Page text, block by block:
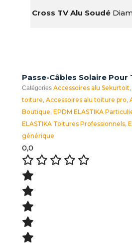
Cross TV Alu Soudé
Passe-Câbles Solaire Pour
Catégories Accessoires alu Sekurtoit
toiture ,Accessoires alu toiture pro ,
Boutique ,EPDM ELASTIKA
ELASTIKA Toitures Professionnels ,
générique
0,0